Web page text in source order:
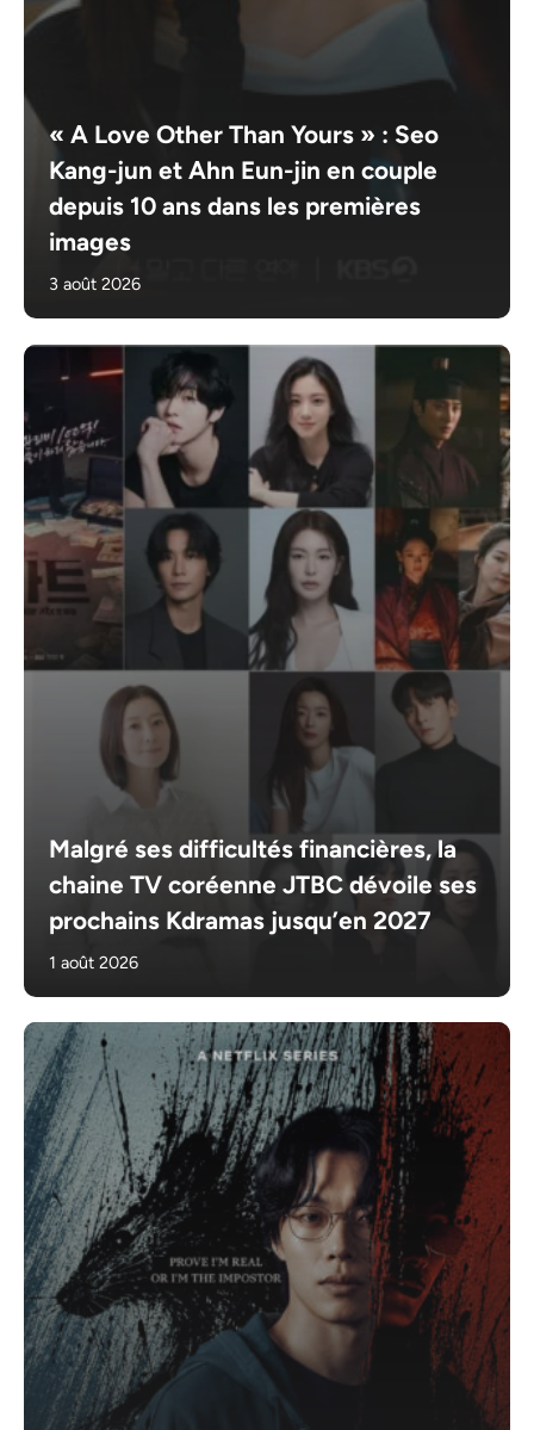
« A Love Other Than Yours » : Seo
Kang-jun et Ahn Eun-jin en couple
depuis 10 ans dans les premières
images
3 août 2026
Malgré ses difficultés financières, la
chaine TV coréenne JTBC dévoile ses
prochains Kdramas jusqu’en 2027
1 août 2026